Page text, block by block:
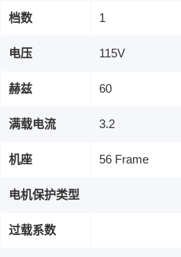
档数 1
电压 115V
赫兹 60
满载电流 3.2
机座 56 Frame
电机保护类型
过载系数